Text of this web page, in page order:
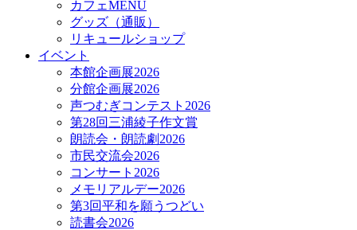
カフェMENU
グッズ（通販）
リキュールショップ
イベント
本館企画展2026
分館企画展2026
声つむぎコンテスト2026
第28回三浦綾子作文賞
朗読会・朗読劇2026
市民交流会2026
コンサート2026
メモリアルデー2026
第3回平和を願うつどい
読書会2026